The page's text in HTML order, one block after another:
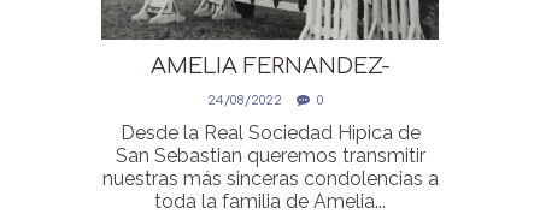
AMELIA FERNANDEZ-
MONTES
24/08/2022 0
Desde la Real Sociedad Hipica de
San Sebastian queremos transmitir
nuestras más sinceras condolencias a
toda la familia de Amelia...